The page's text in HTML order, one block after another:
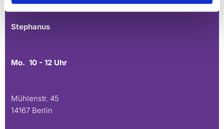
E-Mail
Stephanus
Mo. 10 - 12 Uhr
Mühlenstr. 45
14167 Berlin